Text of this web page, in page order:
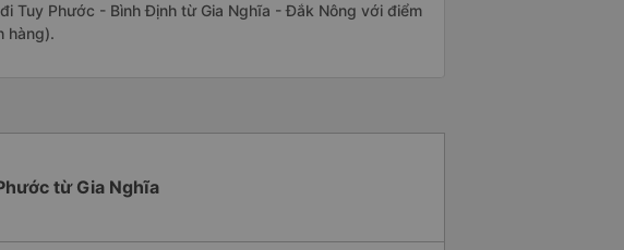
Tuy Phước - Bình Định từ Gia Nghĩa - Đắk Nông với điểm
hàng).
từ Gia Nghĩa